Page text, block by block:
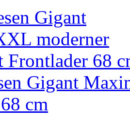
Gigant
cm